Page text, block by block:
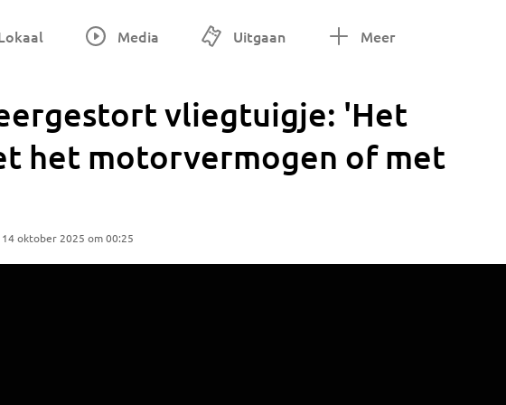
Media Uitgaan Meer
vliegtuigje: 'Het
het motorvermogen of met
oktober 2025 om 00:25